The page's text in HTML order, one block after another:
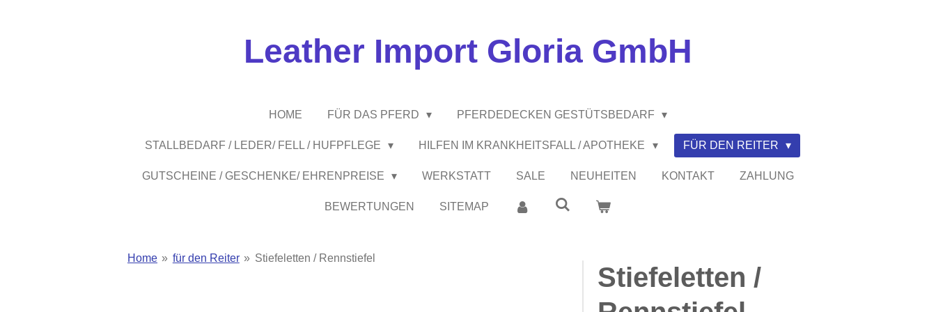
Leather Import Gloria GmbH
HOME FÜR DAS PFERD PFERDEDECKEN GESTÜTSBEDARF
STALLBEDARF / LEDER/ FELL / HUFPFLEGE HILFEN IM KRANKHEITSFALL / APOTHEKE FÜR DEN REITER
GUTSCHEINE / GESCHENKE/ EHRENPREISE WERKSTATT SALE NEUHEITEN KONTAKT ZAHLUNG
BEWERTUNGEN SITEMAP
Home » für den Reiter » Stiefeletten / Rennstiefel
Stiefeletten /